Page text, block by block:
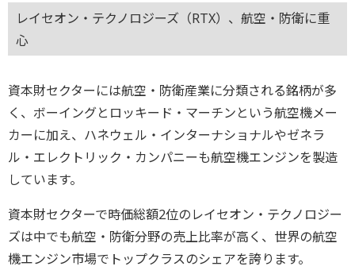
レイセオン・テクノロジーズ（RTX）、航空・防衛に重
心
資本財セクターには航空・防衛産業に分類される銘柄が多
く、ボーイングとロッキード・マーチンという航空機メー
カーに加え、ハネウェル・インターナショナルやゼネラ
ル・エレクトリック・カンパニーも航空機エンジンを製造
しています。
資本財セクターで時価総額2位のレイセオン・テクノロジー
ズは中でも航空・防衛分野の売上比率が高く、世界の航空
機エンジン市場でトップクラスのシェアを誇ります。